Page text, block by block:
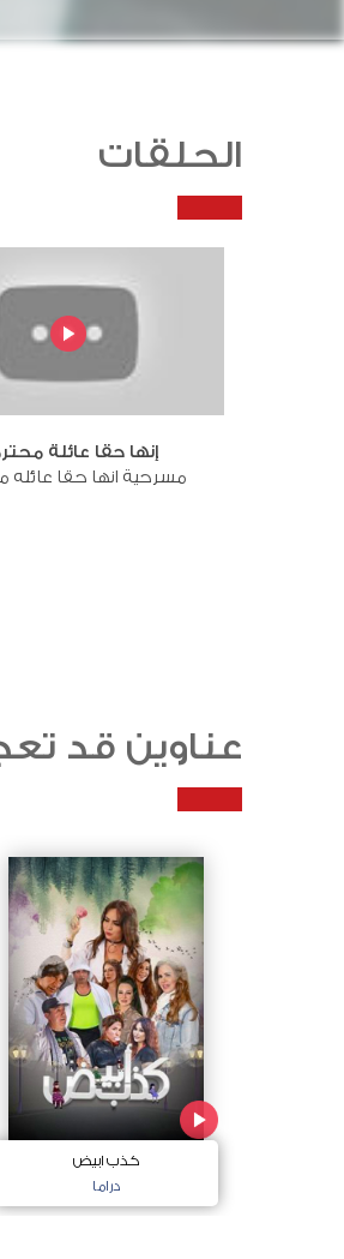
الحلقات
إنها حقا عائلة
مسرحية انها حقا عائله
عناوين قد
كذب ابيض
دراما